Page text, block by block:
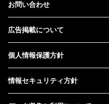
お問い合わせ
広告掲載について
個人情報保護方針
情報セキュリティ方針